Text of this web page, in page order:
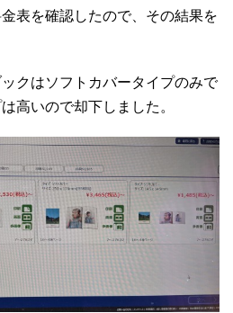
表を確認したので、その結果を
クはソフトカバータイプのみで
高いので却下しました。